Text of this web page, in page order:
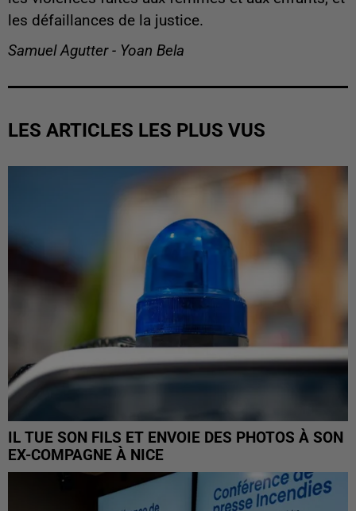
les défaillances de la justice.
Samuel Agutter - Yoan Bela
LES ARTICLES LES PLUS VUS
IL TUE SON FILS ET ENVOIE DES PHOTOS À SON
EX-COMPAGNE À NICE